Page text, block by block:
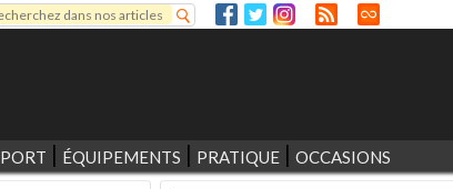
de recherche
ÉQUIPEMENTS PRATIQUE OCCASIONS